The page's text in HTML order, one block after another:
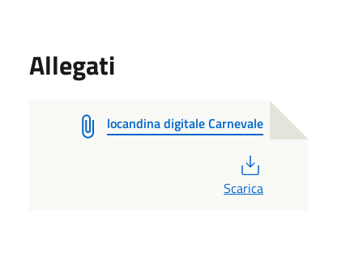
Allegati
locandina digitale Carnevale
Scarica